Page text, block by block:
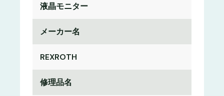
液晶モニター
メーカー名
REXROTH
修理品名